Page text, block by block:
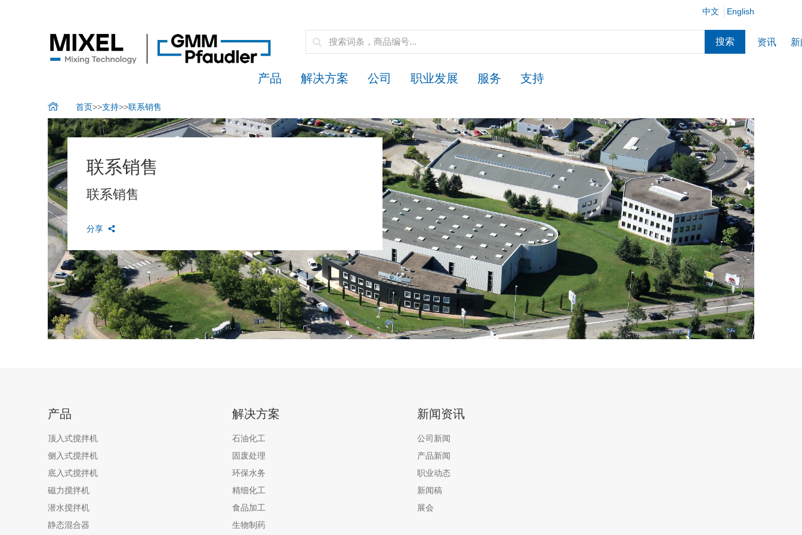
中文 English
搜索 资讯
产品 解决方案 公司 职业发展 服务 支持
首页>>支持>>联系销售
联系销售
联系销售
分享
产品
顶入式搅拌机
侧入式搅拌机
底入式搅拌机
磁力搅拌机
潜水搅拌机
静态混合器
解决方案
石油化工
固废处理
环保水务
精细化工
食品加工
生物制药
新闻资讯
公司新闻
产品新闻
职业动态
新闻稿
展会